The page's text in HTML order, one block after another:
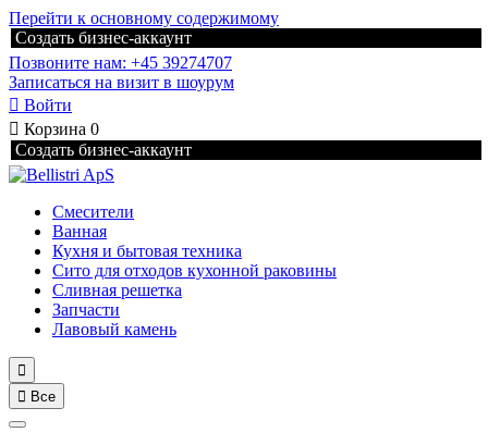
Перейти к основному содержимому
Создать бизнес-аккаунт
Позвоните нам: +45 39274707
Записаться на визит в шоурум
 Войти
 Корзина 0
Создать бизнес-аккаунт
Смесители
Ванная
Кухня и бытовая техника
Сито для отходов кухонной раковины
Сливная решетка
Запчасти
Лавовый камень

 Все